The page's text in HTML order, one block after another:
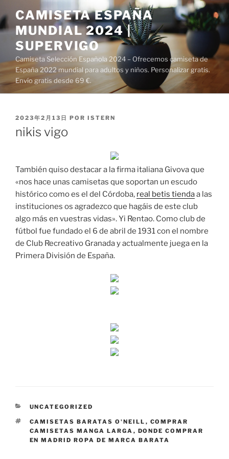
al
contenido
CAMISETA ESPAÑA
MUNDIAL 2024 |
SUPERVIGO
Camiseta Selección Española 2024 – Ofrecemos camiseta de
España 2022 mundial para adultos y niños. Personalizar gratis.
Envío gratis desde 69 €.
PUBLICADO
EL
2023年2月13日 POR ISTERN
nikis vigo
También quiso destacar a la firma italiana Givova que
«nos hace unas camisetas que soportan un escudo
histórico como es el del Córdoba, real betis tiendaa las
instituciones os agradezco que hagáis de este club
algo más en vuestras vidas». Yi Rentao. Como club de
fútbol fue fundado el 6 de abril de 1931 con el nombre
de Club Recreativo Granada y actualmente juega en la
Primera División de España.
CATEGORÍAS
UNCATEGORIZED
ETIQUETAS
CAMISETAS BARATAS O'NEILL , COMPRAR
CAMISETAS MANGA LARGA , DONDE COMPRAR
EN MADRID ROPA DE MARCA BARATA